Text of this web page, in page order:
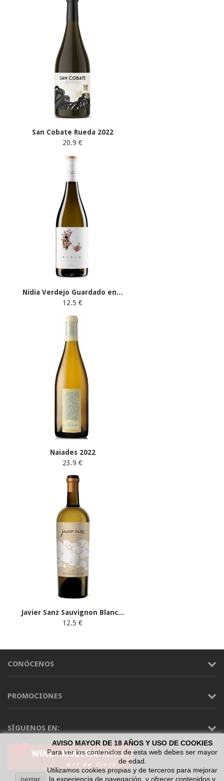
San Cobate Rueda 2022
20.9 €
Nidia Verdejo Guardado en...
12.5 €
Naiades 2022
23.9 €
Javier Sanz Sauvignon Blanc...
12.5 €
CONÓCENOS
PROMOCIONES
SÍGUENOS EN:
cerrar
AVISO MAYOR DE 18 AÑOS Y USO DE COOKIES
Para ver los contenidos de esta web debes ser mayor
de edad.
Utilizamos cookies propias y de terceros para mejorar
la experiencia de navegación, y ofrecer contenidos y